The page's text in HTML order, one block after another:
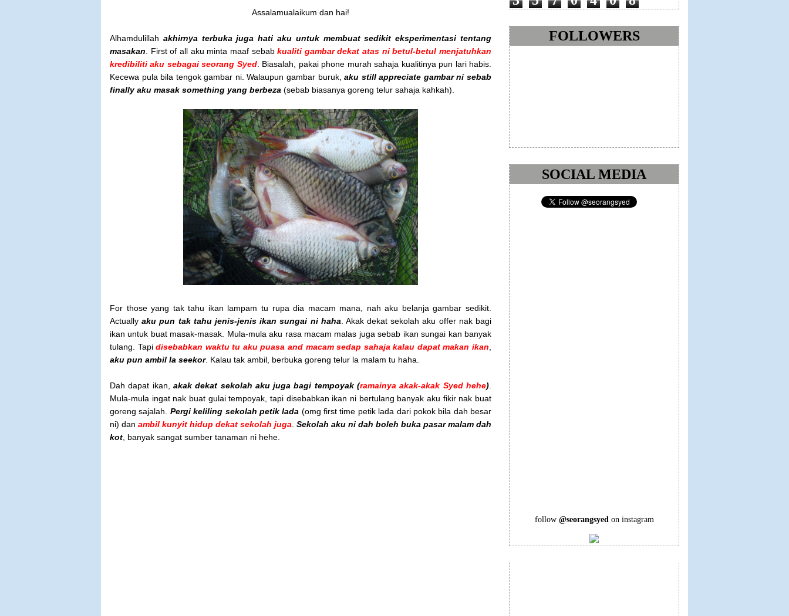
Assalamualaikum dan hai!
Alhamdulillah akhirnya terbuka juga hati aku untuk membuat sedikit eksperimentasi tentang
masakan . First of all aku minta maaf sebabkualiti gambar dekat atas ni betul-betul menjatuhkan
kredibiliti aku sebagai seorang Syed. Biasalah, pakai phone murah sahaja kualitinya pun lari habis.
Kecewa pula bila tengok gambar ni. Walaupun gambar buruk, aku still appreciate gambar ni sebab
finally aku masak something yang berbeza (sebab biasanya goreng telur sahaja kahkah).
For those yang tak tahu ikan lampam tu rupa dia macam mana, nah aku belanja gambar sedikit.
Actually aku pun tak tahu jenis-jenis ikan sungai ni haha . Akak dekat sekolah aku offer nak bagi
ikan untuk buat masak-masak. Mula-mula aku rasa macam malas juga sebab ikan sungai kan banyak
tulang. Tapidisebabkan waktu tu aku puasa and macam sedap sahaja kalau dapat makan ikan
aku pun ambil la seekor. Kalau tak ambil, berbuka goreng telur la malam tu haha.
Dah dapat ikan, akak dekat sekolah aku juga bagi tempoyak (ramainya akak-akak Syed hehe)
Mula-mula ingat nak buat gulai tempoyak, tapi disebabkan ikan ni bertulang banyak aku fikir nak buat
goreng sajalah. Pergi keliling sekolah petik lada (omg first time petik lada dari pokok bila dah besar
ni) dan ambil kunyit hidup dekat sekolah juga Sekolah aku ni dah boleh buka pasar malam dah
kot , banyak sangat sumber tanaman ni hehe.
FOLLOWERS
SOCIAL MEDIA
follow @seorangsyedon instagram